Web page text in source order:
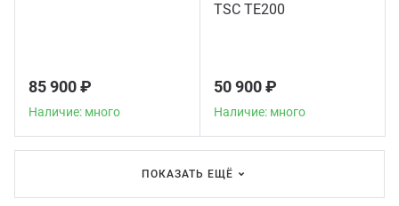
85 900 ₽
Наличие: много
TSC TE200
50 900 ₽
Наличие: много
ПОКАЗАТЬ ЕЩЁ